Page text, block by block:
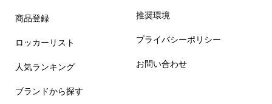
商品登録
ロッカーリスト
人気ランキング
ブランドから探す
推奨環境
プライバシーポリシー
お問い合わせ